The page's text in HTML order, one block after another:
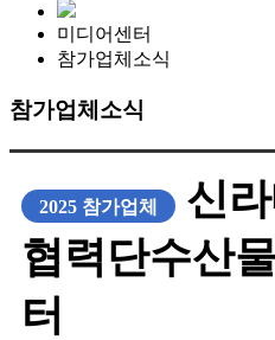
미디어센터
참가업체소식
참가업체소식
2025 참가업체
신
협력단수산
터